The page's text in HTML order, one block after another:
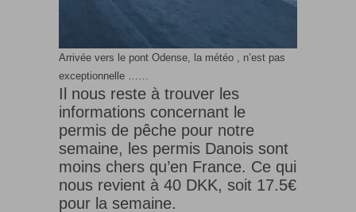
Arrivée vers le pont Odense, la météo , n’est pas
exceptionnelle ……
Il nous reste à trouver les
informations concernant le
permis de pêche pour notre
semaine, les permis Danois sont
moins chers qu’en France. Ce qui
nous revient à 40 DKK, soit 17.5€
pour la semaine.